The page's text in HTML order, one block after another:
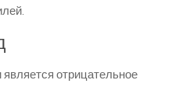
отрицательное